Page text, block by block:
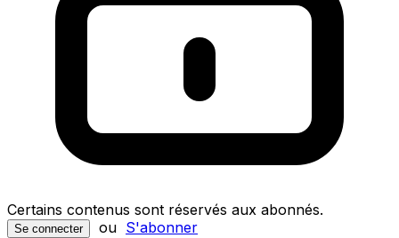
Certains contenus sont réservés aux abonnés.
Se connecter ou S'abonner